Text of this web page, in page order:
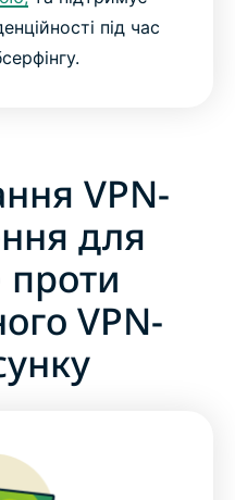
під час
VPN-
для
VPN-